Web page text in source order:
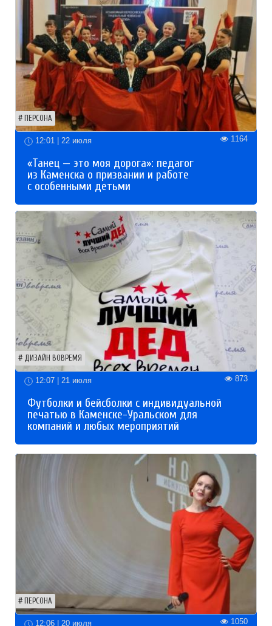
ПЕРСОНА
12:01 | 22 июля 1164
«Танец — это моя дорога»: педагог
из Каменска о призвании и работе
с особенными детьми
ДИЗАЙН ВОВРЕМЯ
12:07 | 21 июля 873
Футболки и бейсболки с индивидуальной
печатью в Каменске-Уральском для
компаний и любых мероприятий
ПЕРСОНА
12:06 | 20 июля 1050